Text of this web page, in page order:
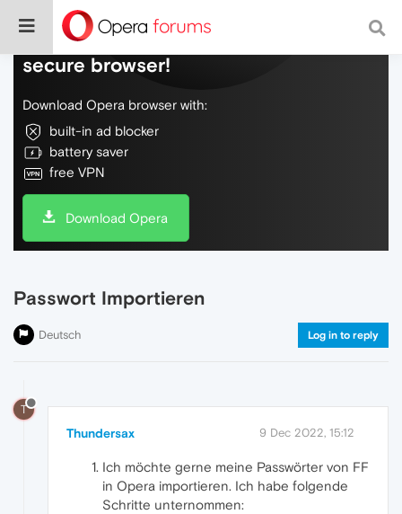
Do more on the web, with a fast and
secure browser!
Download Opera browser with:
built-in ad blocker
battery saver
free VPN
Download Opera
Passwort Importieren
Deutsch Log in to reply
T
Thundersax 9 Dec 2022, 15:12
Ich möchte gerne meine Passwörter von FF
in Opera importieren. Ich habe folgende
Schritte unternommen: